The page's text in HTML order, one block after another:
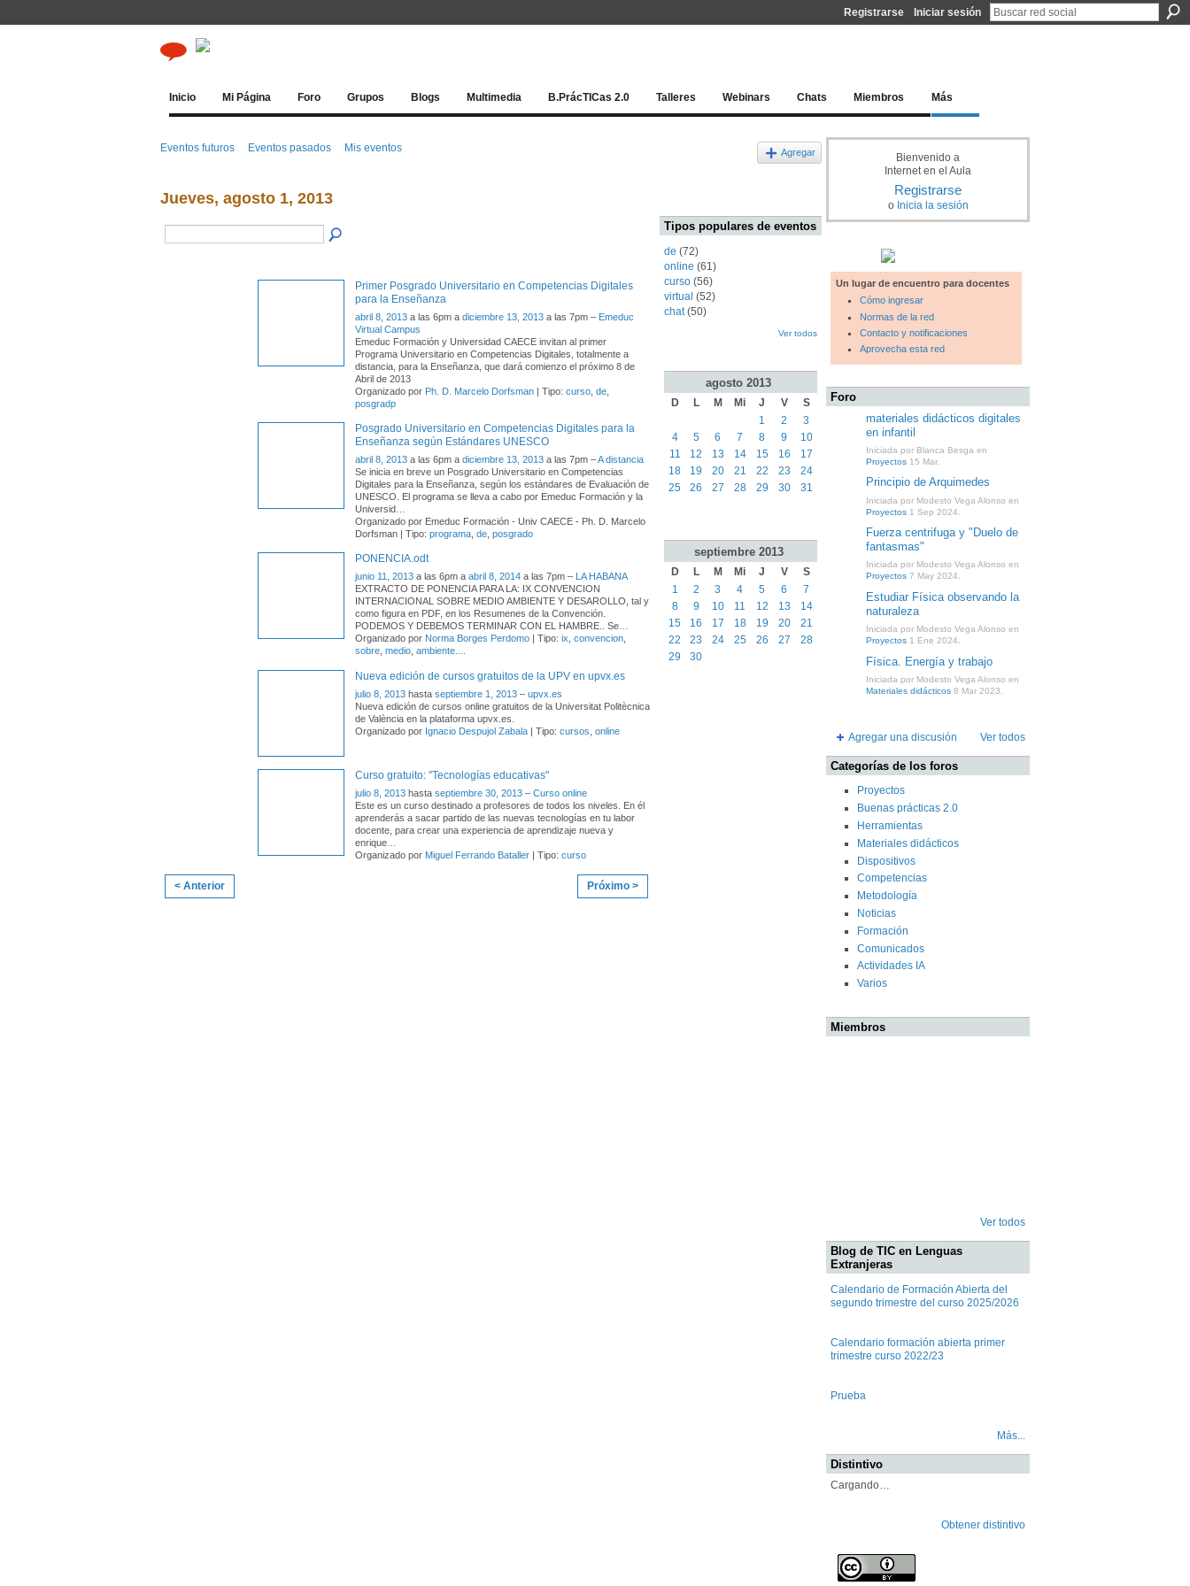
Registrarse Iniciar sesión
Inicio Mi Página Foro Grupos Blogs Multimedia B.PrácTICas 2.0 Talleres Webinars Chats Miembros Más
Eventos futuros Eventos pasados Mis eventos Agregar
Jueves, agosto 1, 2013
Primer Posgrado Universitario en Competencias Digitales
para la Enseñanza
abril 8, 2013 a las 6pm a diciembre 13, 2013 a las 7pm – Emeduc
Virtual Campus
Emeduc Formación y Universidad CAECE invitan al primer
Programa Universitario en Competencias Digitales, totalmente a
distancia, para la Enseñanza, que dará comienzo el próximo 8 de
Abril de 2013
Organizado por Ph. D. Marcelo Dorfsman | Tipo: curso de
posgradp
Posgrado Universitario en Competencias Digitales para la
Enseñanza según Estándares UNESCO
abril 8, 2013 a las 6pm a diciembre 13, 2013 a las 7pm –A distancia
Se inicia en breve un Posgrado Universitario en Competencias
Digitales para la Enseñanza, según los estándares de Evaluación de
UNESCO. El programa se lleva a cabo por Emeduc Formación y la
Universid
Organizado por Emeduc Formación - Univ CAECE - Ph. D. Marcelo
Dorfsman | Tipo: programa de posgrado
PONENCIA.odt
junio 11, 2013 a las 6pm a abril 8, 2014 a las 7pm – LA HABANA
EXTRACTO DE PONENCIA PARA LA: IX CONVENCION
INTERNACIONAL SOBRE MEDIO AMBIENTE Y DESAROLLO, tal y
como figura en PDF, en los Resumenes de la Convención.
PODEMOS Y DEBEMOS TERMINAR CON EL HAMBRE.. Se…
Organizado por Norma Borges Perdomo | Tipo: ix, convencion,
sobre, medio, ambiente....
Nueva edición de cursos gratuitos de la UPV en upvx.es
julio 8, 2013 hasta septiembre 1, 2013 – upvx.es
Nueva edición de cursos online gratuitos de la Universitat Politècnica
de València en la plataforma upvx.es.
Organizado por Ignacio Despujol Zabala | Tipo: cursos online
Curso gratuito: "Tecnologías educativas"
julio 8, 2013 hasta septiembre 30, 2013 – Curso online
Este es un curso destinado a profesores de todos los niveles. En él
aprenderás a sacar partido de las nuevas tecnologías en tu labor
docente, para crear una experiencia de aprendizaje nueva y
enrique
Organizado por Miguel Ferrando Bataller | Tipo: curso
< Anterior Próximo >
Tipos populares de eventos
de (72)
online (61)
curso (56)
virtual (52)
chat(50)
Ver todos
agosto 2013
D L M Mi J V
S
1
2
3
4
5 6 7 8 9
10
11
12 13 14 15 16
17
18
19 20 21 22 23
24
25
26 27 28 29 30 31
septiembre 2013
D L M Mi J V
S
1
2 3 4 5 6
7
8
9 10 11 12 13
14
15
16 17 18 19 20
21
22
23 24 25 26 27
28
29
30
Bienvenido a
Internet en el Aula
Registrarse
o Inicia la sesión
Un lugar de encuentro para docentes
Cómo ingresar
Normas de la red
Contacto y notificaciones
Aprovecha esta red
Foro
materiales didácticos digitales
en infantil
Iniciada por Blanca Besga en
Proyectos 15 Mar.
Principio de Arquimedes
Iniciada por Modesto Vega Alonso en
Proyectos 1 Sep 2024.
Fuerza centrifuga y "Duelo de
fantasmas"
Iniciada por Modesto Vega Alonso en
Proyectos 7 May 2024.
Estudiar Física observando la
naturaleza
Iniciada por Modesto Vega Alonso en
Proyectos 1 Ene 2024.
Física. Energía y trabajo
Iniciada por Modesto Vega Alonso en
Materiales didácticos 8 Mar 2023.
Agregar una discusión Ver todos
Categorías de los foros
Proyectos
Buenas prácticas 2.0
Herramientas
Materiales didácticos
Dispositivos
Competencias
Metodología
Noticias
Formación
Comunicados
Actividades IA
Varios
Miembros
Ver todos
Blog de TIC en Lenguas
Extranjeras
Calendario de Formación Abierta del
segundo trimestre del curso 2025/2026
Calendario formación abierta primer
trimestre curso 2022/23
Prueba
Más...
Distintivo
Cargando…
Obtener distintivo